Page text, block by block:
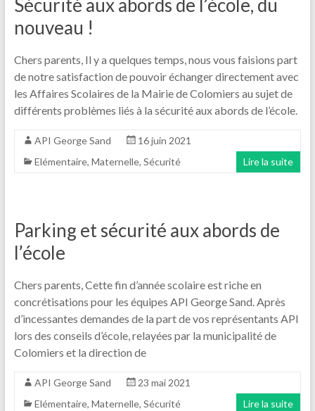
Sécurité aux abords de l’école, du
nouveau !
Chers parents, Il y a quelques temps, nous vous faisions part
de notre satisfaction de pouvoir échanger directement avec
les Affaires Scolaires de la Mairie de Colomiers au sujet de
différents problèmes liés à la sécurité aux abords de l’école.
API George Sand
16 juin 2021
Elémentaire, Maternelle, Sécurité Lire la suite
Parking et sécurité aux abords de
l’école
Chers parents, Cette fin d’année scolaire est riche en
concrétisations pour les équipes API George Sand. Après
d’incessantes demandes de la part de vos représentants API
lors des conseils d’école, relayées par la municipalité de
Colomiers et la direction de
API George Sand
23 mai 2021
Elémentaire, Maternelle, Sécurité Lire la suite